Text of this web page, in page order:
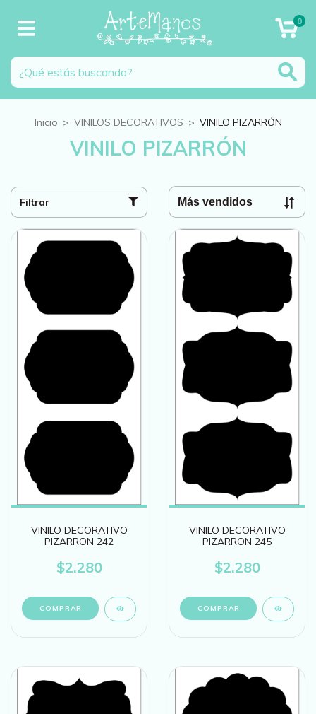
0
Inicio > VINILOS DECORATIVOS > VINILO PIZARRÓN
VINILO PIZARRÓN
Filtrar
VINILO DECORATIVO
PIZARRON 242
$2.280
VINILO DECORATIVO
PIZARRON 245
$2.280